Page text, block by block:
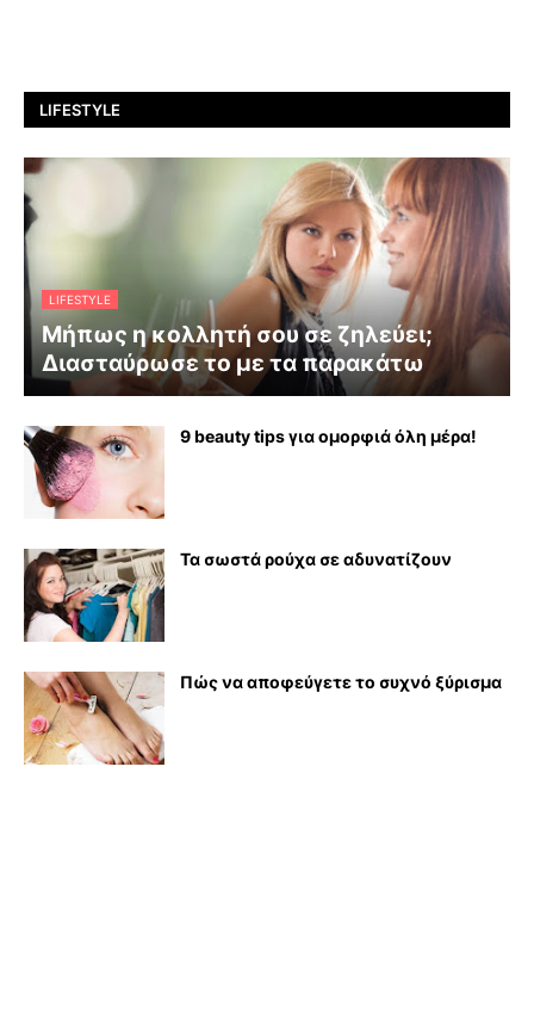
LIFESTYLE
LIFESTYLE
Μήπως η κολλητή σου σε ζηλεύει;
Διασταύρωσε το με τα παρακάτω
9 beauty tips για ομορφιά όλη μέρα!
Τα σωστά ρούχα σε αδυνατίζουν
Πώς να αποφεύγετε το συχνό ξύρισμα